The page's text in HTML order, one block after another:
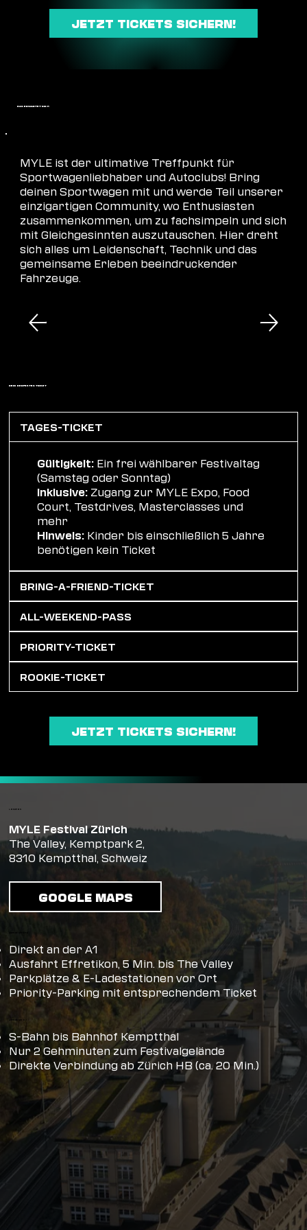
MYLE ist der ultimative Treffpunkt für
Sportwagenliebhaber und Autoclubs! Bring
deinen Sportwagen mit und werde Teil unserer
einzigartigen Community, wo Enthusiasten
zusammenkommen, um zu fachsimpeln und sich
mit Gleichgesinnten auszutauschen. Hier dreht
sich alles um Leidenschaft, Technik und das
gemeinsame Erleben beeindruckender
Fahrzeuge.
DAS ERWARTET DICH
JETZT TICKETS SICHERN!
DEIN PERFEKTES TICKET
TAGES-TICKET
Gültigkeit: Ein frei wählbarer Festivaltag
(Samstag oder Sonntag)​
Inklusive: Zugang zur MYLE Expo, Food
Court, Testdrives, Masterclasses und
mehr
Hinweis: Kinder bis einschließlich 5 Jahre
benötigen kein Ticket​
BRING-A-FRIEND-TICKET
ALL-WEEKEND-PASS
PRIORITY-TICKET
ROOKIE-TICKET
JETZT TICKETS SICHERN!
MYLE Festival Zürich
The Valley, Kemptpark 2,
8310 Kemptthal, Schweiz
GOOGLE MAPS
Direkt an der A1
Ausfahrt Effretikon, 5 Min. bis The Valley
Parkplätze & E-Ladestationen vor Ort
Priority-Parking mit entsprechendem Ticket
ANREISE MIT ÖV
S-Bahn bis Bahnhof Kemptthal
Nur 2 Gehminuten zum Festivalgelände
Direkte Verbindung ab Zürich HB (ca. 20 Min.)